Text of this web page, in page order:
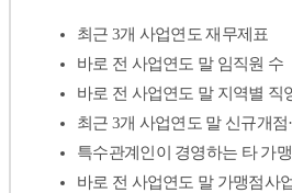
최근 3개 사업연도 재무제표
바로 전 사업연도 말 임직원 수
바로 전 사업연도 말 지역별 직
최근 3개 사업연도 말 신규개
특수관계인이 경영하는 타 가
바로 전 사업연도 말 가맹점사